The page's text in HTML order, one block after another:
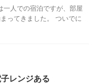
一人での宿泊ですが、部屋
ってきました。 ついでに
レンジある